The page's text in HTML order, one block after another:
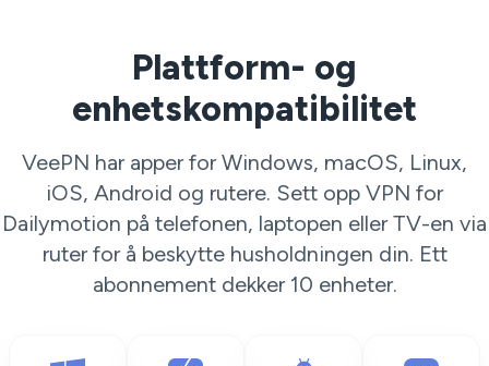
Plattform- og
enhetskompatibilitet
VeePN har apper for Windows, macOS, Linux,
iOS, Android og rutere. Sett opp VPN for
Dailymotion på telefonen, laptopen eller TV-en via
ruter for å beskytte husholdningen din. Ett
abonnement dekker 10 enheter.